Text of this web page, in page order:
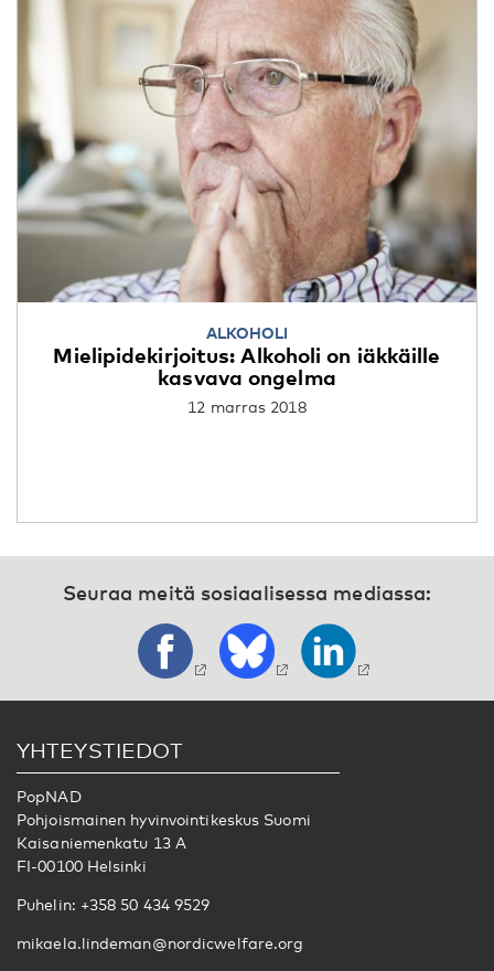
ALKOHOLI
Mielipidekirjoitus: Alkoholi on iäkkäille
kasvava ongelma
12 marras 2018
Seuraa meitä sosiaalisessa mediassa:
YHTEYSTIEDOT
PopNAD
Pohjoismainen hyvinvointikeskus Suomi
Kaisaniemenkatu 13 A
FI-00100 Helsinki
Puhelin: +358 50 434 9529
mikaela.lindeman@nordicwelfare.org